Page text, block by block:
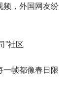
频，外国网友纷
”社区
一帧都像春日限